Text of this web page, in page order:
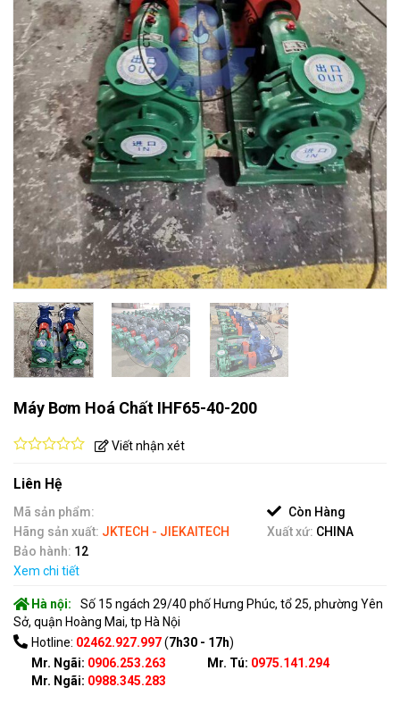
Máy Bơm Hoá Chất IHF65-40-200
out
of
5
Viết nhận xét
Liên Hệ
Mã sản phẩm:
Còn Hàng
Hãng sản xuất: JKTECH - JIEKAITECH Xuất xứ: CHINA
Bảo hành: 12
Xem chi tiết
Hà nội:
Số 15 ngách 29/40 phố Hưng Phúc, tổ 25, phường Yên
Sở, quận Hoàng Mai, tp Hà Nội
Hotline: 02462.927.997(7h30 - 17h)
Mr. Ngãi: 0906.253.263
Mr. Ngãi: 0988.345.283
Mr. Tú: 0975.141.294